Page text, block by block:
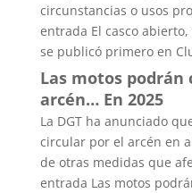
circunstancias o usos
entrada El casco
se publicó primero en
Las motos podrán
arcén… En 2025
La DGT ha anunciado
circular por el arcén en
de otras medidas que
entrada Las motos